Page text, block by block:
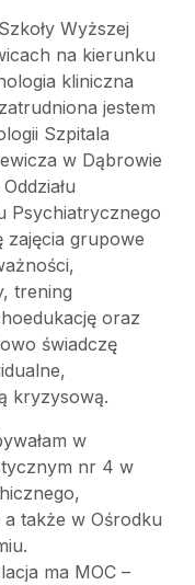
Wyższej
na kierunku
kliniczna
jestem
Szpitala
w Dąbrowie
Psychiatrycznego
zajęcia grupowe
trening
oraz
świadczę
kryzysową.
w
nr 4 w
także w Ośrodku
ma MOC –